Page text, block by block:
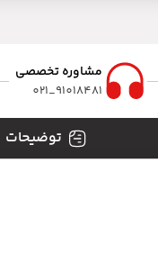
مشاوره تخصصی
91018481_021
توضیحات